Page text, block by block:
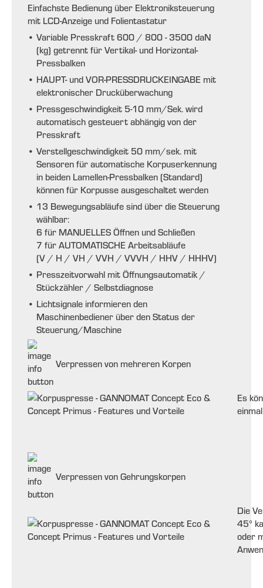
Einfachste Bedienung über Elektroniksteuerung
mit LCD-Anzeige und Folientastatur
• Variable Presskraft 600 / 800 - 3500 daN
(kg) getrennt für Vertikal- und Horizontal-
Pressbalken
• HAUPT- und VOR-PRESSDRUCKEINGABE mit
elektronischer Drucküberwachung
• Pressgeschwindigkeit 5-10 mm/Sek. wird
automatisch gesteuert abhängig von der
Presskraft
• Verstellgeschwindigkeit 50 mm/sek. mit
Sensoren für automatische Korpuserkennung
in beiden Lamellen-Pressbalken (Standard)
können für Korpusse ausgeschaltet werden
• 13 Bewegungsabläufe sind über die Steuerung
wählbar:
6 für MANUELLES Öffnen und Schließen
7 für AUTOMATISCHE Arbeitsabläufe
(V / H / VH / VVH / VVVH / HHV / HHHV)
• Presszeitvorwahl mit Öffnungsautomatik /
Stückzähler / Selbstdiagnose
• Lichtsignale informieren den
Maschinenbediener über den Status der
Steuerung/Maschine
Verpressen von mehreren Korpen
Es
Verpressen von Gehrungskorpen
Die
45°
oder